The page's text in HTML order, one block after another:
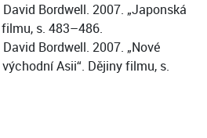
Bordwell. 2007. „Japonská
s. 483–486.
Bordwell. 2007. „Nové
Asii“. Dějiny filmu, s.